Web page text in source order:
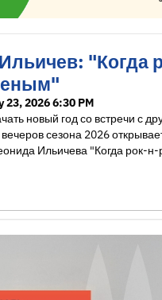
"Когда
23, 2026 6:30 PM
новый год со встречи с
сезона 2026
Ильичева "Когда рок-